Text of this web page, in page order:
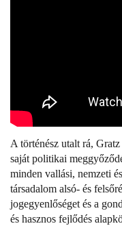
A történész utalt rá,
saját politikai
minden vallási, nemzeti
társadalom alsó- és
jogegyenlőséget és a
és hasznos fejlődés